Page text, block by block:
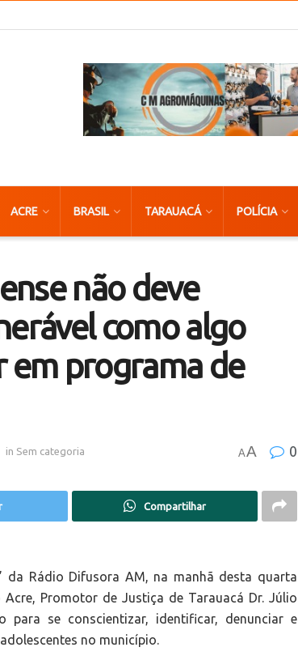
ACRE BRASIL TARAUACÁ POLÍCIA
não deve
como algo
em programa de
in Sem categoria AA 0
Compartilhar
da Rádio Difusora AM, na manhã desta quarta
Promotor de Justiça de Tarauacá Dr. Júlio
para se conscientizar, identificar, denunciar e
no município.